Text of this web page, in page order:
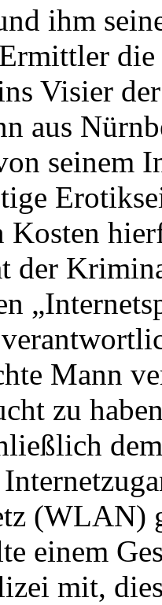
ihm
Visier
aus
seinem
Kosten
der
Mann
zu
(WLAN)
einem
mit,